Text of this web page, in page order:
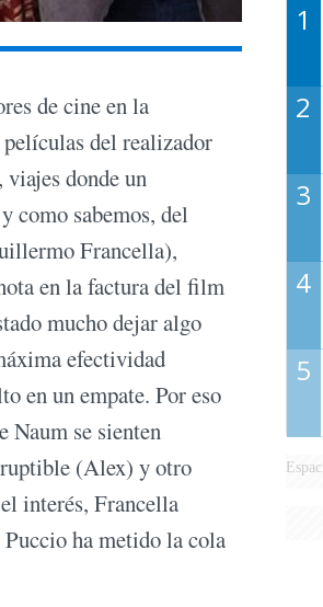
de cine en la
del realizador
viajes donde un
como sabemos, del
Francella),
en la factura del film
mucho dejar algo
efectividad
en un empate. Por eso
Naum se sienten
(Alex) y otro
interés, Francella
ha metido la cola
1
2
3
4
5